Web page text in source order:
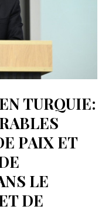
TURQUIE:
PAIX ET
LE
DE